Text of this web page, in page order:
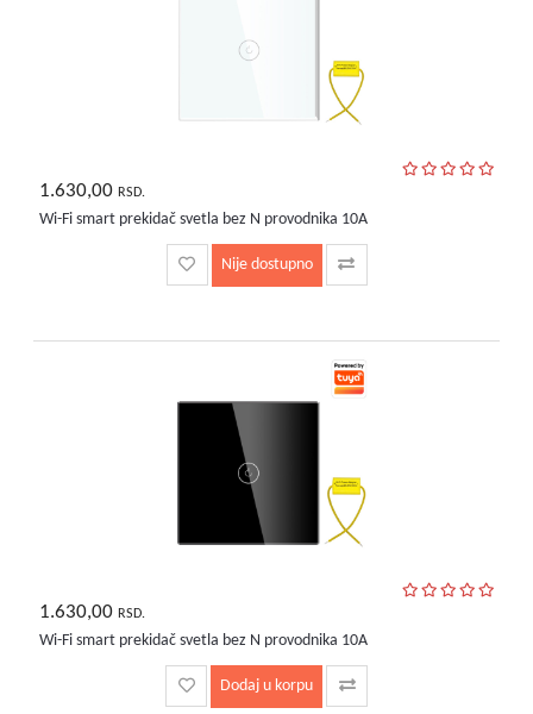
1.630,00 RSD.
Wi-Fi smart prekidač svetla bez N provodnika 10A
Nije dostupno
1.630,00 RSD.
Wi-Fi smart prekidač svetla bez N provodnika 10A
Dodaj u korpu